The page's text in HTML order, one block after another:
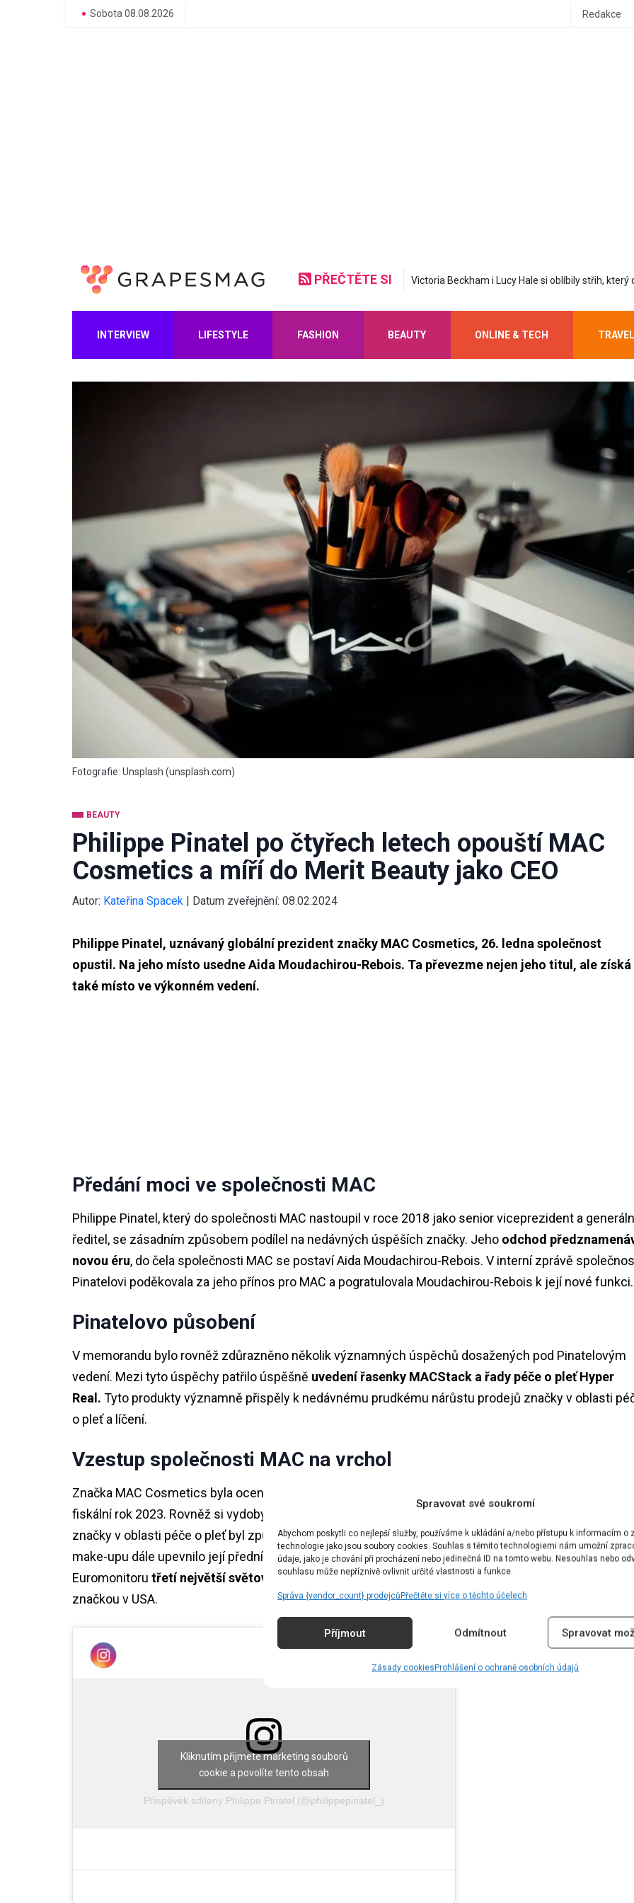
Spravovat své soukromí
Abychom poskytli co nejlepší služby, používáme k ukládání a/nebo přístupu k informacím o
technologie jako jsou soubory cookies. Souhlas s těmito technologiemi nám umožní
údaje, jako je chování při procházení nebo jedinečná ID na tomto webu. Nesouhlas nebo
souhlasu může nepříznivě ovlivnit určité vlastnosti a funkce.
Správa {vendor_count} prodejcůPřečtěte si více o těchto účelech
Příjmout Odmítnout Spravovat
Zásady cookiesProhlášení o ochraně osobních údajů
Sobota 08.08.2026 Redakce
PŘEČTĚTE SI Mastná nerovná se hydratovaná: Korejská
INTERVIEW LIFESTYLE FASHION BEAUTY ONLINE & TECH TRAVEL
Fotografie: Unsplash (unsplash.com)
BEAUTY
Philippe Pinatel po čtyřech letech opouští MAC
Cosmetics a míří do Merit Beauty jako CEO
Autor: Kateřina Spacek | Datum zveřejnění: 08.02.2024
Philippe Pinatel, uznávaný globální prezident značky MAC Cosmetics, 26. ledna společnost
opustil. Na jeho místo usedne Aida Moudachirou-Rebois. Ta převezme nejen jeho titul, ale získá
také místo ve výkonném vedení.
Předání moci ve společnosti MAC
Philippe Pinatel, který do společnosti MAC nastoupil v roce 2018 jako senior viceprezident a
ředitel, se zásadním způsobem podílel na nedávných úspěších značky. Jeho odchod
novou éru, do čela společnosti MAC se postaví Aida Moudachirou-Rebois. V interní zprávě
Pinatelovi poděkovala za jeho přínos pro MAC a pogratulovala Moudachirou-Rebois k její nové funkci.
Pinatelovo působení
V memorandu bylo rovněž zdůrazněno několik významných úspěchů dosažených pod Pinatelovým
vedení. Mezi tyto úspěchy patřilo úspěšně uvedení řasenky MACStack a řady péče o pleť Hyper
Real. Tyto produkty významně přispěly k nedávnému prudkému nárůstu prodejů značky v oblasti
o pleť a líčení.
Vzestup společnosti MAC na vrchol
Značka MAC Cosmetics byla oceněna jako
fiskální rok 2023. Rovněž si vydobyla pozici nejlepší kosmetické značky na světě. Nárůst prodejů
značky v oblasti péče o pleť byl způsoben zejména uvedením produktu Hyper Real a zrychlení
make-upu dále upevnilo její přední místo v portfoliu značky Lauder. Kromě toho byla MAC podle
Euromonitoru třetí největší světovou značkou make-upua podle údajů společnosti Circana nejlepší
značkou v USA.
Příspěvek sdílený Philippe Pinatel (@philippepinatel_)
Kliknutím přijmete marketing souborů
cookie a povolíte tento obsah